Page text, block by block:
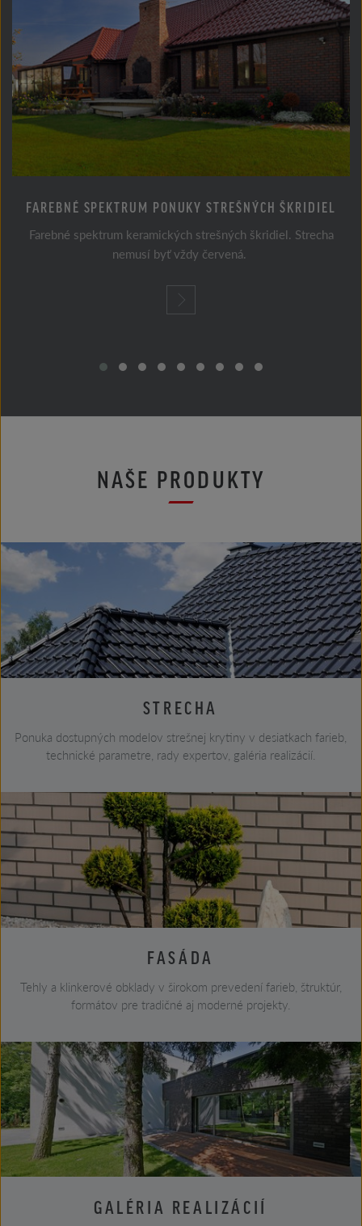
FAREBNÉ SPEKTRUM PONUKY STREŠNÝCH ŠKRIDIEL
Farebné spektrum keramických strešných škridiel. Strecha
nemusí byť vždy červená.
NAŠE PRODUKTY
STRECHA
Ponuka dostupných modelov strešnej krytiny v desiatkach farieb,
technické parametre, rady expertov, galéria realizácií.
FASÁDA
Tehly a klinkerové obklady v širokom prevedení farieb, štruktúr,
formátov pre tradičné aj moderné projekty.
GALÉRIA REALIZÁCIÍ